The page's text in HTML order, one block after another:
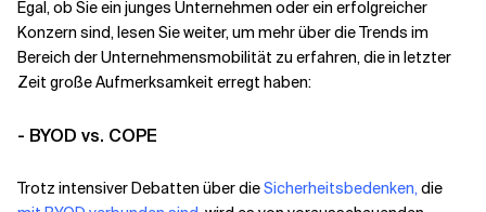
Egal, ob Sie ein junges Unternehmen oder ein erfolgreicher
Konzern sind, lesen Sie weiter, um mehr über die Trends im
Bereich der Unternehmensmobilität zu erfahren, die in letzter
Zeit große Aufmerksamkeit erregt haben:
- BYOD vs. COPE
Trotz intensiver Debatten über dieSicherheitsbedenken, die